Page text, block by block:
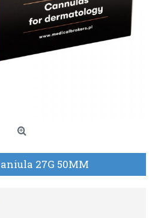
27G 50MM